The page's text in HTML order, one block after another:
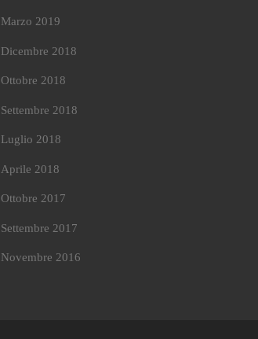
Marzo 2019
Dicembre 2018
Ottobre 2018
Settembre 2018
Luglio 2018
Aprile 2018
Ottobre 2017
Settembre 2017
Novembre 2016